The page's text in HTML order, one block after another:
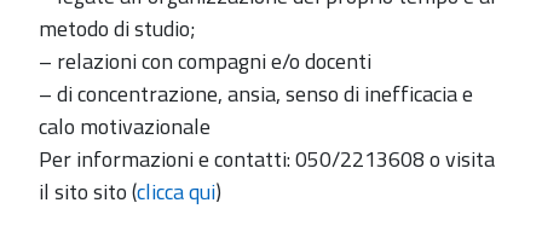
metodo di studio;
– relazioni con compagni e/o docenti
– di concentrazione, ansia, senso di inefficacia e
calo motivazionale
Per informazioni e contatti: 050/2213608 o visita
il sito sito (clicca qui)